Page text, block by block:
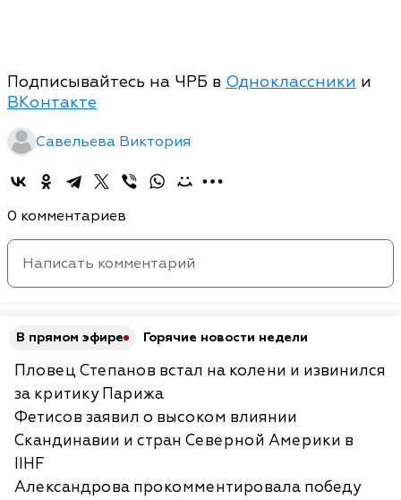
Подписывайтесь на ЧРБ в Одноклассники и
ВКонтакте
Савельева Виктория
0 комментариев
В прямом эфире Горячие новости недели
Пловец Степанов встал на колени и извинился
за критику Парижа
Фетисов заявил о высоком влиянии
Скандинавии и стран Северной Америки в
IIHF
Александрова прокомментировала победу